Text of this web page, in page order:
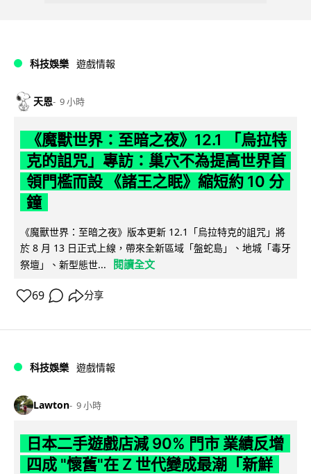
科技娛樂 遊戲情報
天恩 9 小時
《魔獸世界：至暗之夜》12.1 「烏拉特
克的詛咒」專訪：巢穴不為提高世界首
領門檻而設 《諸王之眠》縮短約 10 分
鐘
《魔獸世界：至暗之夜》版本更新 12.1「烏拉特克的詛咒」將
於 8 月 13 日正式上線，帶來全新區域「盤蛇島」、地城「毒牙
祭壇」、新型態世...
閱讀全文
69 分享
科技娛樂 遊戲情報
Lawton 9 小時
日本二手遊戲店減 90% 門市 業績反增
四成 "懷舊"在 Z 世代變成最潮「新鮮